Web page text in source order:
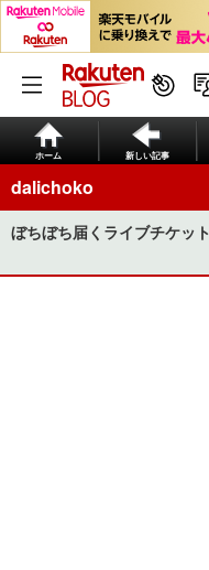
ホーム 新しい記事
dalichoko
ぼちぼち届くライブチケット